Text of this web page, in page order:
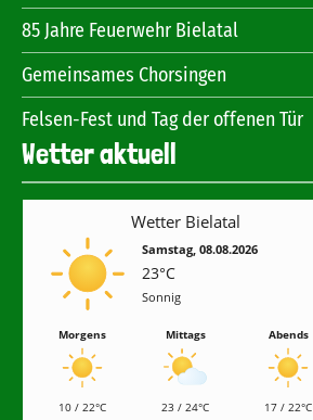
85 Jahre Feuerwehr Bielatal
Gemeinsames Chorsingen
Felsen-Fest und Tag der offenen Tür
Wetter aktuell
Wetter Bielatal
Samstag, 08.08.2026
23°C
Sonnig
Morgens
10 / 22°C
Mittags
23 / 24°C
Abends
17 / 22°C